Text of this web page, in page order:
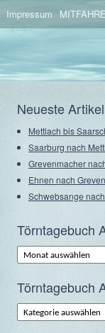
Impressum
Neueste Artikel
Mettlach bis
Saarburg nach
Grevenmacher
Ehnen nach
Schwebsange
Törntagebuch
Törntagebuch
Archiv
–
Törntagebuch
Törntagebuch
Archiv
–